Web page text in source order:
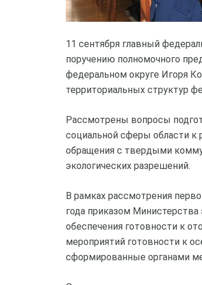
11 сентября главный
поручению полномочного
федеральном округе Игоря
территориальных структур
Рассмотрены вопросы
социальной сферы области к
обращения с твердыми
экологических разрешений.
В рамках рассмотрения
года приказом
обеспечения готовности к
мероприятий готовности к
сформированные органами